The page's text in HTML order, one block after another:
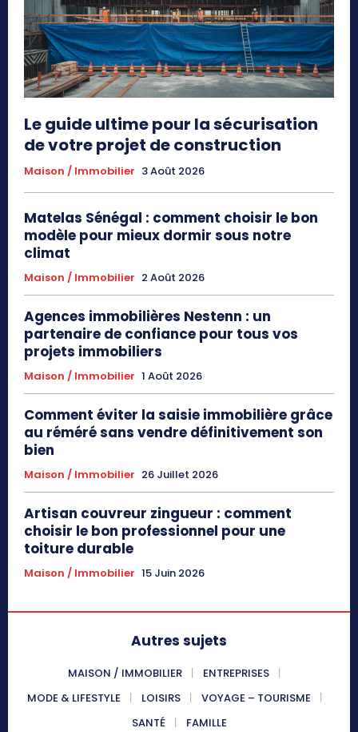
Le guide ultime pour la sécurisation
de votre projet de construction
Maison / Immobilier 3 Août 2026
Matelas Sénégal : comment choisir le bon
modèle pour mieux dormir sous notre
climat
Maison / Immobilier 2 Août 2026
Agences immobilières Nestenn : un
partenaire de confiance pour tous vos
projets immobiliers
Maison / Immobilier 1 Août 2026
Comment éviter la saisie immobilière grâce
au réméré sans vendre définitivement son
bien
Maison / Immobilier 26 Juillet 2026
Artisan couvreur zingueur : comment
choisir le bon professionnel pour une
toiture durable
Maison / Immobilier 15 Juin 2026
Autres sujets
MAISON / IMMOBILIER
ENTREPRISES
MODE & LIFESTYLE
LOISIRS
VOYAGE – TOURISME
SANTÉ
FAMILLE